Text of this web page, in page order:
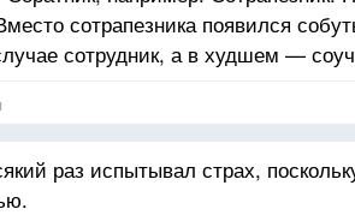
сотрапезника появился
сотрудник, а в худшем —
раз испытывал страх,